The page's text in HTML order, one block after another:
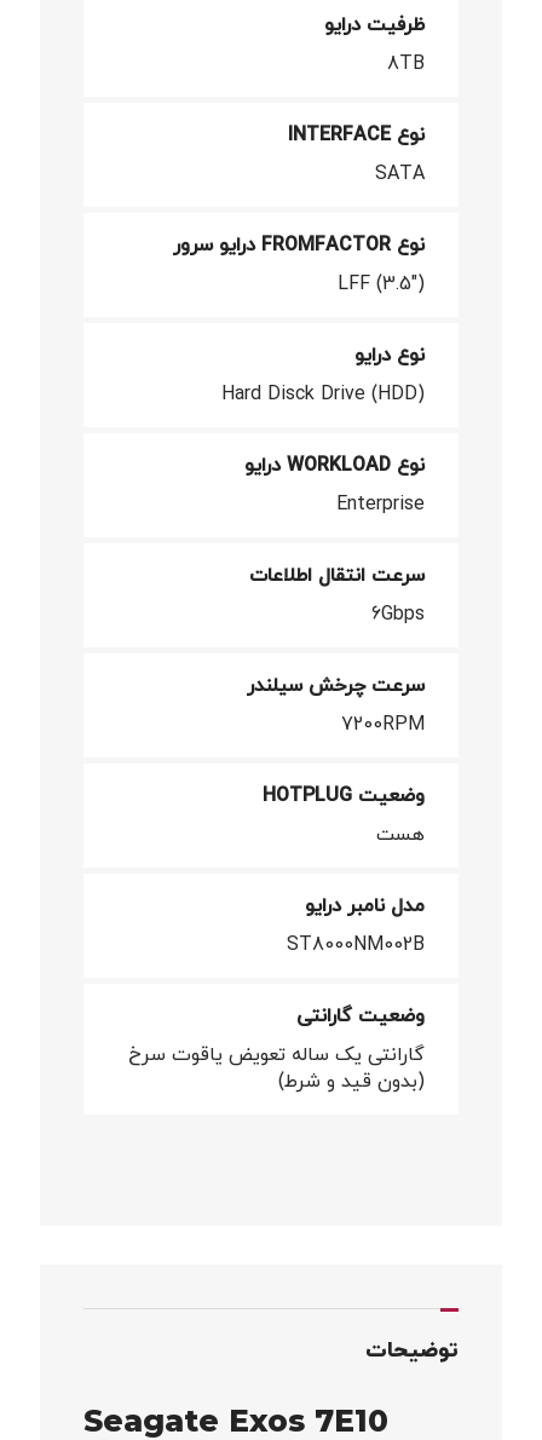
ظرفیت درایو
8TB
نوع INTERFACE
SATA
نوع FROMFACTOR درایو سرور
LFF (3.5")
نوع درایو
Hard Disck Drive (HDD)
نوع WORKLOAD درایو
Enterprise
سرعت انتقال اطلاعات
6Gbps
سرعت چرخش سیلندر
7200RPM
وضعیت HOTPLUG
هست
مدل نامبر درایو
ST8000NM002B
وضعیت گارانتی
گارانتی یک ساله تعویض یاقوت سرخ
(بدون قید و شرط)
توضیحات
Seagate Exos 7E10